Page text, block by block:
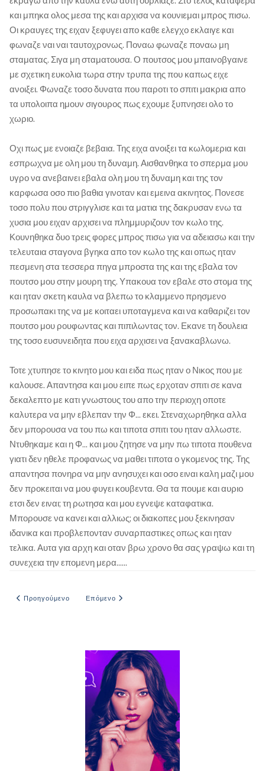
και μπηκα ολος μεσα της και αρχισα να κουνιεμαι μπρος πισω.
Οι κραυγες της ειχαν ξεφυγει απο καθε ελεγχο εκλαιγε και
φωναζε ναι ναι ταυτοχρονως. Ποναω φωναζε ποναω μη
σταματας. Σιγα μη σταματουσα. Ο πουτσος μου μπαινοβγαινε
με σχετικη ευκολια τωρα στην τρυπα της που καπως ειχε
ανοιξει. Φωναζε τοσο δυνατα που παροτι το σπιτι μακρια απο
τα υπολοιπα ημουν σιγουρος πως εχουμε ξυπνησει ολο το
χωριο.
Οχι πως με ενοιαζε βεβαια. Της ειχα ανοιξει τα κωλομερια και
εσπρωχνα με ολη μου τη δυναμη. Αισθανθηκα το σπερμα μου
υγρο να ανεβαινει εβαλα ολη μου τη δυναμη και της τον
καρφωσα οσο πιο βαθια γινοταν και εμεινα ακινητος. Πονεσε
τοσο πολυ που στριγγλισε και τα ματια της δακρυσαν ενω τα
χυσια μου ειχαν αρχισει να πλημμυριζουν τον κωλο της.
Κουνηθηκα δυο τρεις φορες μπρος πισω για να αδειασω και την
τελευταια σταγονα βγηκα απο τον κωλο της και οπως ηταν
πεσμενη στα τεσσερα πηγα μπροστα της και της εβαλα τον
πουτσο μου στην μουρη της. Υπακουα τον εβαλε στο στομα της
και ηταν σκετη καυλα να βλεπω το κλαμμενο πρησμενο
προσωπακι της να με κοιταει υποταγμενα και να καθαριζει τον
πουτσο μου ρουφωντας και πιπιλωντας τον. Εκανε τη δουλεια
της τοσο ευσυνειδητα που ειχα αρχισει να ξανακαβλωνω.
Τοτε χτυπησε το κινητο μου και ειδα πως ηταν ο Νικος που με
καλουσε. Απαντησα και μου ειπε πως ερχοταν σπιτι σε κανα
δεκαλεπτο με κατι γνωστους του απο την περιοχη οποτε
καλυτερα να μην εβλεπαν την Φ... εκει. Στεναχωρηθηκα αλλα
δεν μπορουσα να του πω και τιποτα σπιτι του ηταν αλλωστε.
Ντυθηκαμε και η Φ... και μου ζητησε να μην πω τιποτα πουθενα
γιατι δεν ηθελε προφανως να μαθει τιποτα ο γκομενος της. Της
απαντησα πονηρα να μην ανησυχει και οσο ειναι καλη μαζι μου
δεν προκειται να μου φυγει κουβεντα. Θα τα πουμε και αυριο
ετσι δεν ειναι; τη ρωτησα και μου εγνεψε καταφατικα.
Μπορουσε να κανει και αλλιως; οι διακοπες μου ξεκινησαν
ιδανικα και προβλεπονταν συναρπαστικες οπως και ηταν
τελικα. Αυτα για αρχη και οταν βρω χρονο θα σας γραψω και τη
συνεχεια την επομενη μερα......
Προηγούμενο άρθρο: Η ΠΕΘΕΡΑ ΚΑΙ ΟΙ ΦΙΛΕΣ ΤΗΣ
Προηγούμενο Επόμενο άρθρο: ΜΙΑ ΒΡΑΔΙΑ ΜΟΝΑΔΙΚΗ
Επόμενο